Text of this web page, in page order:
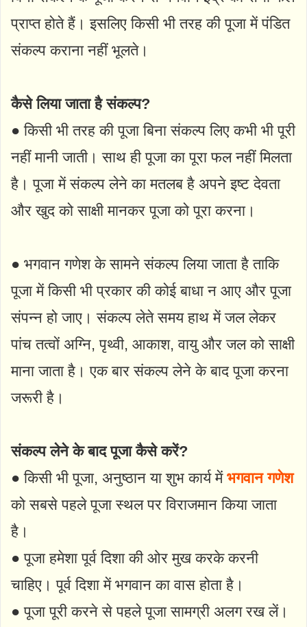
प्राप्त होते हैं। इसलिए किसी भी तरह की पूजा में पंडित
संकल्प कराना नहीं भूलते।
कैसे लिया जाता है संकल्प?
● किसी भी तरह की पूजा बिना संकल्प लिए कभी भी पूरी
नहीं मानी जाती। साथ ही पूजा का पूरा फल नहीं मिलता
है। पूजा में संकल्प लेने का मतलब है अपने इष्ट देवता
और खुद को साक्षी मानकर पूजा को पूरा करना।
● भगवान गणेश के सामने संकल्प लिया जाता है ताकि
पूजा में किसी भी प्रकार की कोई बाधा न आए और पूजा
संपन्न हो जाए। संकल्प लेते समय हाथ में जल लेकर
पांच तत्वों अग्नि, पृथ्वी, आकाश, वायु और जल को साक्षी
माना जाता है। एक बार संकल्प लेने के बाद पूजा करना
जरूरी है।
संकल्प लेने के बाद पूजा कैसे करें?
● किसी भी पूजा, अनुष्ठान या शुभ कार्य में भगवान गणेश
को सबसे पहले पूजा स्थल पर विराजमान किया जाता
है।
● पूजा हमेशा पूर्व दिशा की ओर मुख करके करनी
चाहिए। पूर्व दिशा में भगवान का वास होता है।
● पूजा पूरी करने से पहले पूजा सामग्री अलग रख लें।